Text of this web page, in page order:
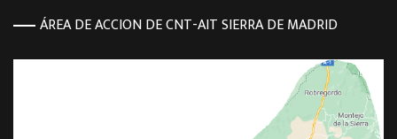
ÁREA DE ACCION DE CNT-AIT SIERRA DE MADRID